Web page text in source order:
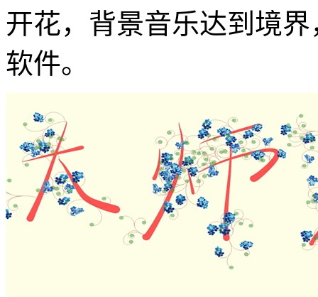
开花，背景音乐达到境
软件。